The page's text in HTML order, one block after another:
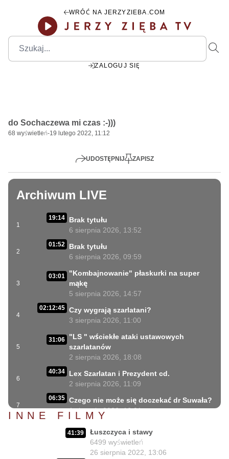
WRÓĆ NA JERZYZIEBA.COM
ZALOGUJ SIĘ
Play
do Sochaczewa mi czas :-)))
68 wyświetleń-19 lutego 2022, 11:12
UDOSTĘPNIJ ZAPISZ
Archiwum LIVE
1
19:14
Brak tytułu
6 sierpnia 2026, 13:52
2
01:52
Brak tytułu
6 sierpnia 2026, 09:59
3
03:01
"Kombajnowanie" płaskurki na super
mąkę
5 sierpnia 2026, 14:57
4
02:12:45 Czy wygrają szarlatani?
3 sierpnia 2026, 11:00
5
31:06
"LS " wściekłe ataki ustawowych
szarlatanów
2 sierpnia 2026, 18:08
6
40:34
Lex Szarlatan i Prezydent cd.
2 sierpnia 2026, 11:09
7
06:35 Czego nie może się doczekać dr Suwała?
1 sierpnia 2026, 16:01
Szczepionkowa bańka w końcu pękła!
1 sierpnia 2026, 10:02
NIESPODZIANKA u Prezydenta
INNE FILMY
41:39
Łuszczyca i stawy
6499 wyświetleń
26 sierpnia 2022, 13:06